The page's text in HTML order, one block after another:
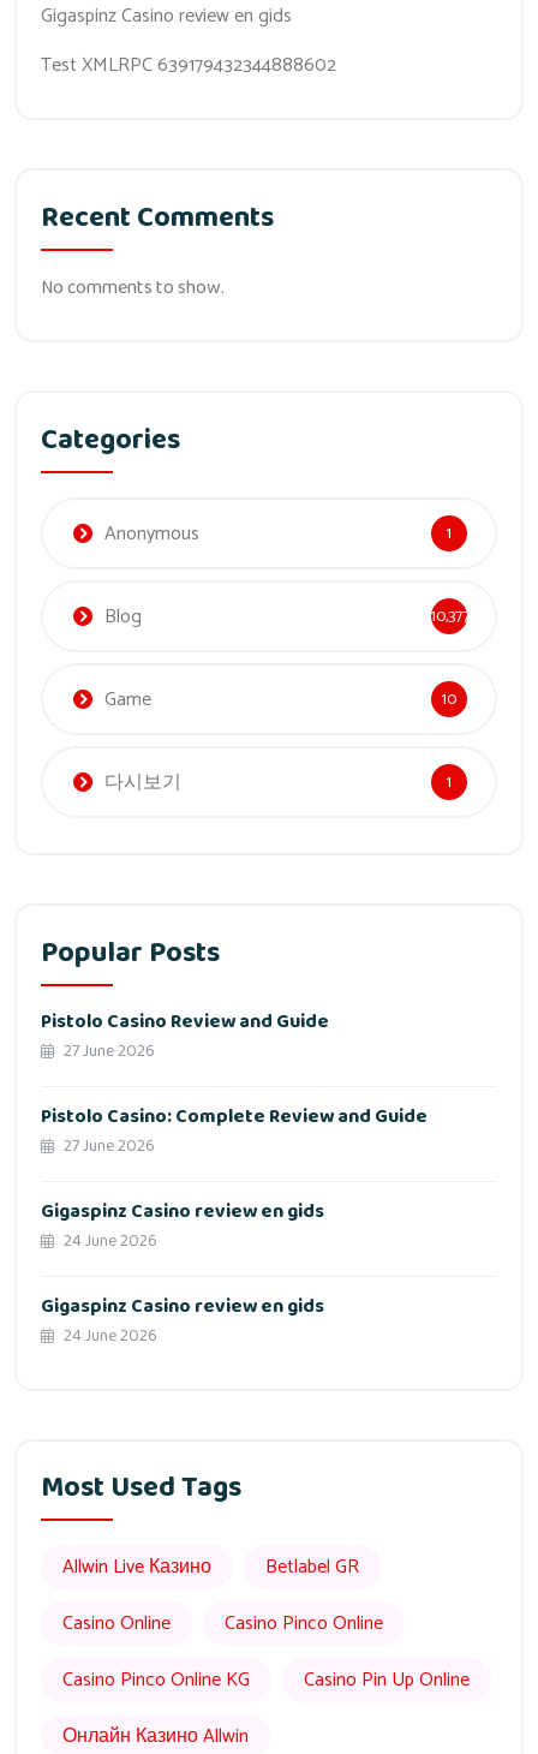
Gigaspinz Casino review en gids
Test XMLRPC 639179432344888602
Recent Comments
No comments to show.
Categories
Anonymous 1
Blog 10,377
Game 10
다시보기 1
Popular Posts
Pistolo Casino Review and Guide
27 June 2026
Pistolo Casino: Complete Review and Guide
27 June 2026
Gigaspinz Casino review en gids
24 June 2026
Gigaspinz Casino review en gids
24 June 2026
Most Used Tags
Allwin Live Казино
Betlabel GR
Casino Online
Casino Pinco Online
Casino Pinco Online KG
Casino Pin Up Online
Онлайн Казино Allwin